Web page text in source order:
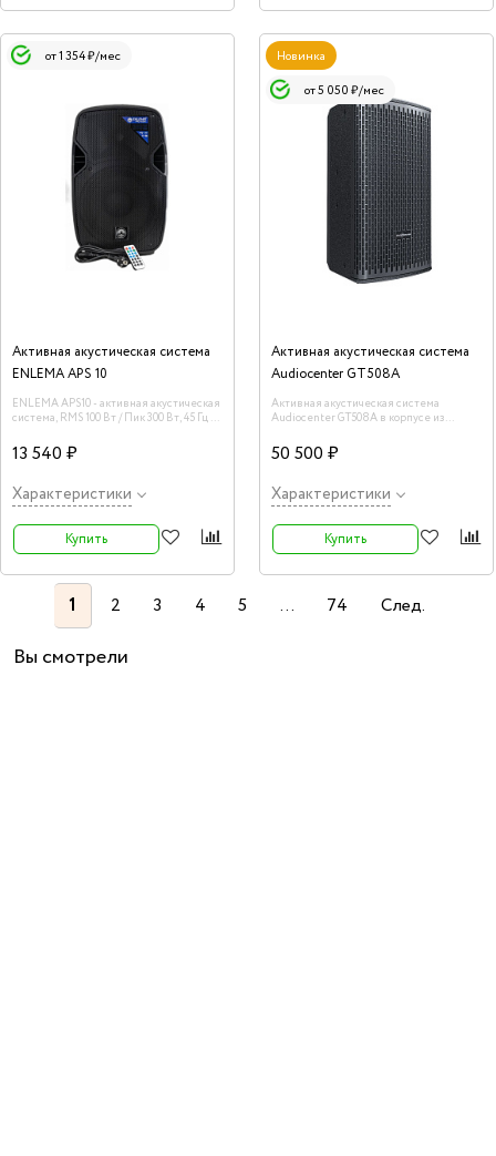
от 1 354 ₽/мес
Активная акустическая система
ENLEMA APS 10
ENLEMA APS10 - активная акустическая
система, RMS 100 Вт / Пик 300 Вт, 45 Гц –
13 540 ₽
Характеристики
Купить
Новинка
от 5 050 ₽/мес
Активная акустическая система
Audiocenter GT508A
Активная акустическая система
Audiocenter GT508A в корпусе из
класса D, мощность RMS 1100Вт, SPL 125
дБ, 245x447x320мм,13 кг
50 500 ₽
Характеристики
Купить
1 2 3 4 5 ... 74 След.
Вы смотрели